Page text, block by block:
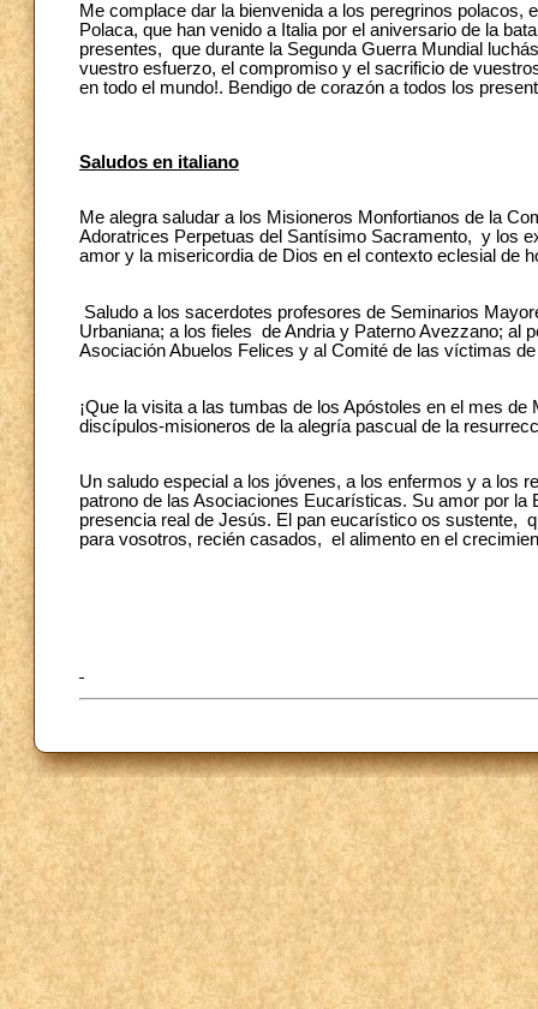
Me complace dar la bienvenida a los peregrinos polacos,
Polaca, que han venido a Italia por el aniversario de la
presentes, que durante la Segunda Guerra Mundial
vuestro esfuerzo, el compromiso y el sacrificio de
en todo el mundo!. Bendigo de corazón a todos los
Saludos en italiano
Me alegra saludar a los Misioneros Monfortianos de la
Adoratrices Perpetuas del Santísimo Sacramento, y los
amor y la misericordia de Dios en el contexto eclesial de
Saludo a los sacerdotes profesores de Seminarios
Urbaniana; a los fieles de Andria y Paterno Avezzano; al
Asociación Abuelos Felices y al Comité de las víctimas
¡Que la visita a las tumbas de los Apóstoles en el mes
discípulos-misioneros de la alegría pascual de la
Un saludo especial a los jóvenes, a los enfermos y a los
patrono de las Asociaciones Eucarísticas. Su amor por
presencia real de Jesús. El pan eucarístico os sustente,
para vosotros, recién casados, el alimento en el